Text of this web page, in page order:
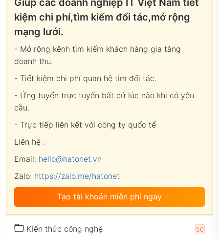
kiệm chi phí,tìm kiếm đối tác,mở rộng
mạng lưới.
- Mở rộng kênh tìm kiếm khách hàng gia tăng
doanh thu.
- Tiết kiệm chi phí quan hệ tìm đối tác.
- Ứng tuyển trực tuyến bất cứ lúc nào khi có yêu
cầu.
- Trực tiếp liên kết với công ty quốc tế
Liên hệ :
Email: hello@hatonet.vn
Zalo: https://zalo.me/hatonet
Tạo tài khoản miễn phí ngay
Kiến thức công nghệ 50